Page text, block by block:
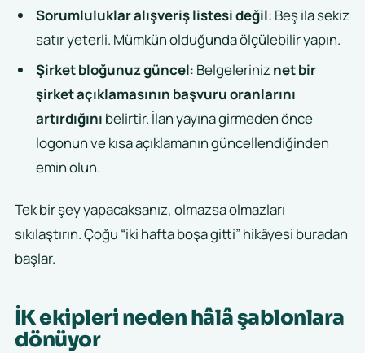
Sorumluluklar alışveriş listesi değil: Beş ila sekiz
satır yeterli. Mümkün olduğunda ölçülebilir yapın.
Şirket bloğunuz güncel: Belgeleriniz net bir
şirket açıklamasının başvuru oranlarını
artırdığını belirtir. İlan yayına girmeden önce
logonun ve kısa açıklamanın güncellendiğinden
emin olun.
Tek bir şey yapacaksanız, olmazsa olmazları
sıkılaştırın. Çoğu “iki hafta boşa gitti” hikâyesi buradan
başlar.
İK ekipleri neden hâlâ şablonlara
dönüyor